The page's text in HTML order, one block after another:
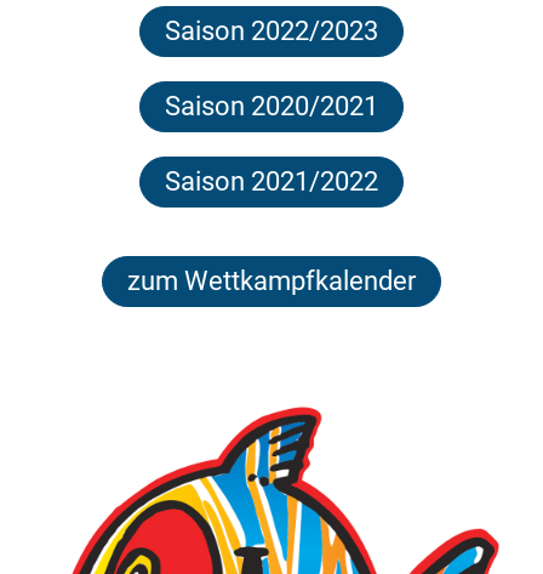
Saison 2022/2023
Saison 2020/2021
Saison 2021/2022
zum Wettkampfkalender